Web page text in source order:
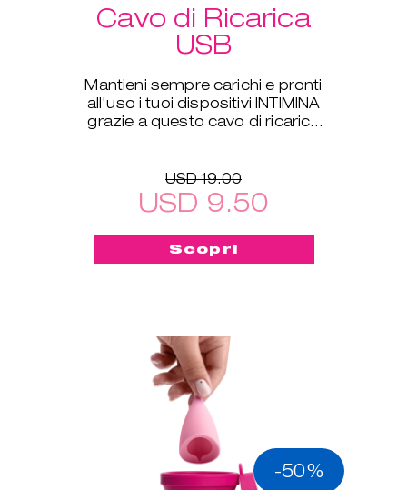
Cavo di Ricarica
USB
Mantieni sempre carichi e pronti
all'uso i tuoi dispositivi INTIMINA
grazie a questo cavo di ricarica
USD 19.00
USD 9.50
Scopri
-50%